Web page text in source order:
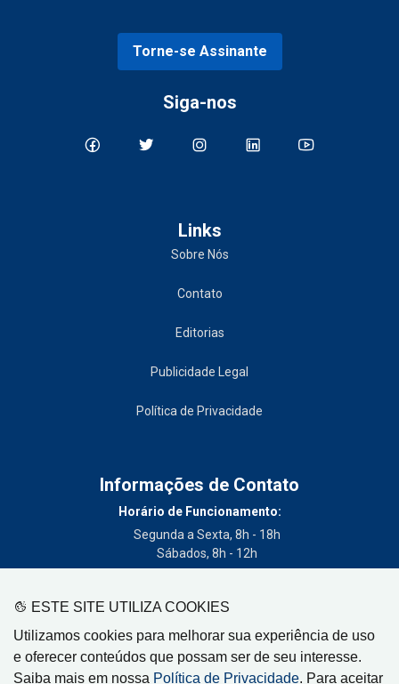
ESTE SITE UTILIZA COOKIES
Utilizamos cookies para melhorar sua experiência de uso
e oferecer conteúdos que possam ser de seu interesse.
Saiba mais em nossa Política de Privacidade. Para aceitar
Torne-se Assinante
Siga-nos
Links
Sobre Nós
Contato
Editorias
Publicidade Legal
Política de Privacidade
Informações de Contato
Horário de Funcionamento:
Segunda a Sexta, 8h - 18h
Sábados, 8h - 12h
(19) 3404-3700
Circulação:
Limeira - SP, Artur Nogueira - SP, Cordeirópolis - SP,
Engenheiro Coelho - SP, Iracemápolis - SP